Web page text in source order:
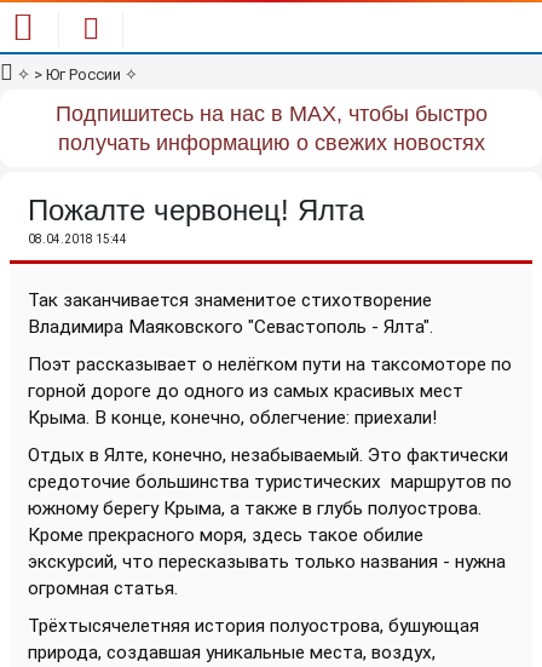
✧ > Юг России ✧
Подпишитесь на нас в MAX, чтобы быстро
получать информацию о свежих новостях
Пожалте червонец! Ялта
08.04.2018 15:44
Так заканчивается знаменитое стихотворение
Владимира Маяковского "Севастополь - Ялта".
Поэт рассказывает о нелёгком пути на таксомоторе по
горной дороге до одного из самых красивых мест
Крыма. В конце, конечно, облегчение: приехали!
Отдых в Ялте, конечно, незабываемый. Это фактически
средоточие большинства туристических маршрутов по
южному берегу Крыма, а также в глубь полуострова.
Кроме прекрасного моря, здесь такое обилие
экскурсий, что пересказывать только названия - нужна
огромная статья.
Трёхтысячелетняя история полуострова, бушующая
природа, создавшая уникальные места, воздух,